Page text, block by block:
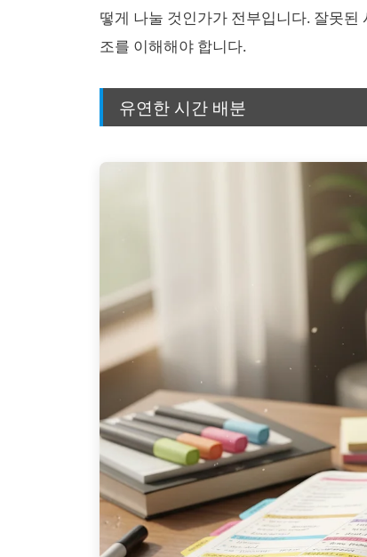
떻게 나눌 것인가가 전부입니다. 잘못
조를 이해해야 합니다.
유연한 시간 배분